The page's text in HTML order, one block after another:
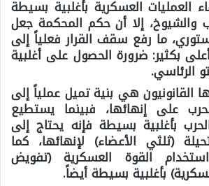
العمليات العسكرية بأغلبية بسيطة
إلا أن حكم المحكمة جعل
ما رفع سقف القرار فعلياً إلى
بكثير: ضرورة الحصول على أغلبية
الرئاسي.
القانونيون هي بنية تميل عملياً إلى
على إنهائها، فبينما يستطيع
بأغلبية بسيطة فإنه يحتاج إلى
(ثلثي الأعضاء) لإنهائها، كما
القوة العسكرية (تفويض
بأغلبية بسيطة أيضاً.